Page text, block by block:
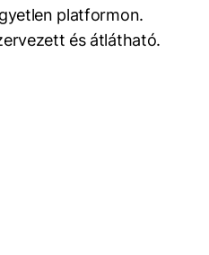
platformon.
és átlátható.